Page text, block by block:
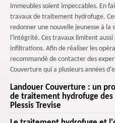
immeubles soient impeccables. En
travaux de traitement hydrofuge.
redonner une nouvelle jeunesse à la
l'intégrité. Ces travaux limitent
infiltrations. Afin de réaliser les
recommandé de contacter des
Couverture qui a plusieurs années
Landouer Couverture : un
de traitement hydrofuge des
Plessis Trevise